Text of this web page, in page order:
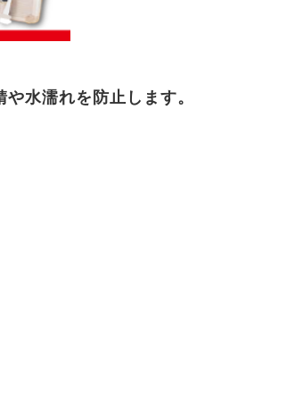
や水濡れを防止します。